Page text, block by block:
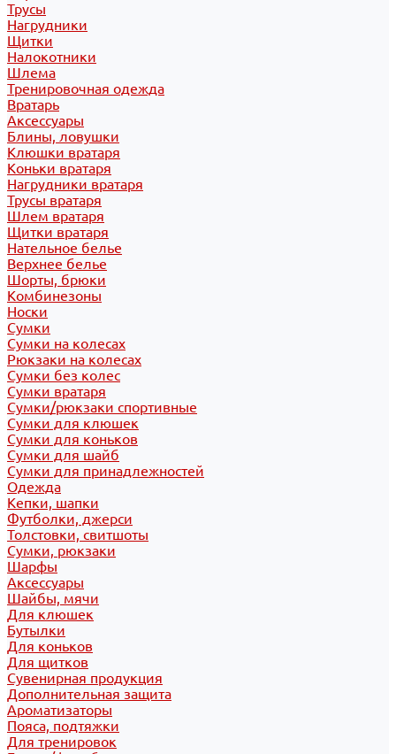
Трусы
Нагрудники
Щитки
Налокотники
Шлема
Тренировочная одежда
Вратарь
Аксессуары
Блины, ловушки
Клюшки вратаря
Коньки вратаря
Нагрудники вратаря
Трусы вратаря
Шлем вратаря
Щитки вратаря
Нательное белье
Верхнее белье
Шорты, брюки
Комбинезоны
Носки
Сумки
Сумки на колесах
Рюкзаки на колесах
Сумки без колес
Сумки вратаря
Сумки/рюкзаки спортивные
Сумки для клюшек
Сумки для коньков
Сумки для шайб
Сумки для принадлежностей
Одежда
Кепки, шапки
Футболки, джерси
Толстовки, свитшоты
Сумки, рюкзаки
Шарфы
Аксессуары
Шайбы, мячи
Для клюшек
Бутылки
Для коньков
Для щитков
Сувенирная продукция
Дополнительная защита
Ароматизаторы
Пояса, подтяжки
Для тренировок